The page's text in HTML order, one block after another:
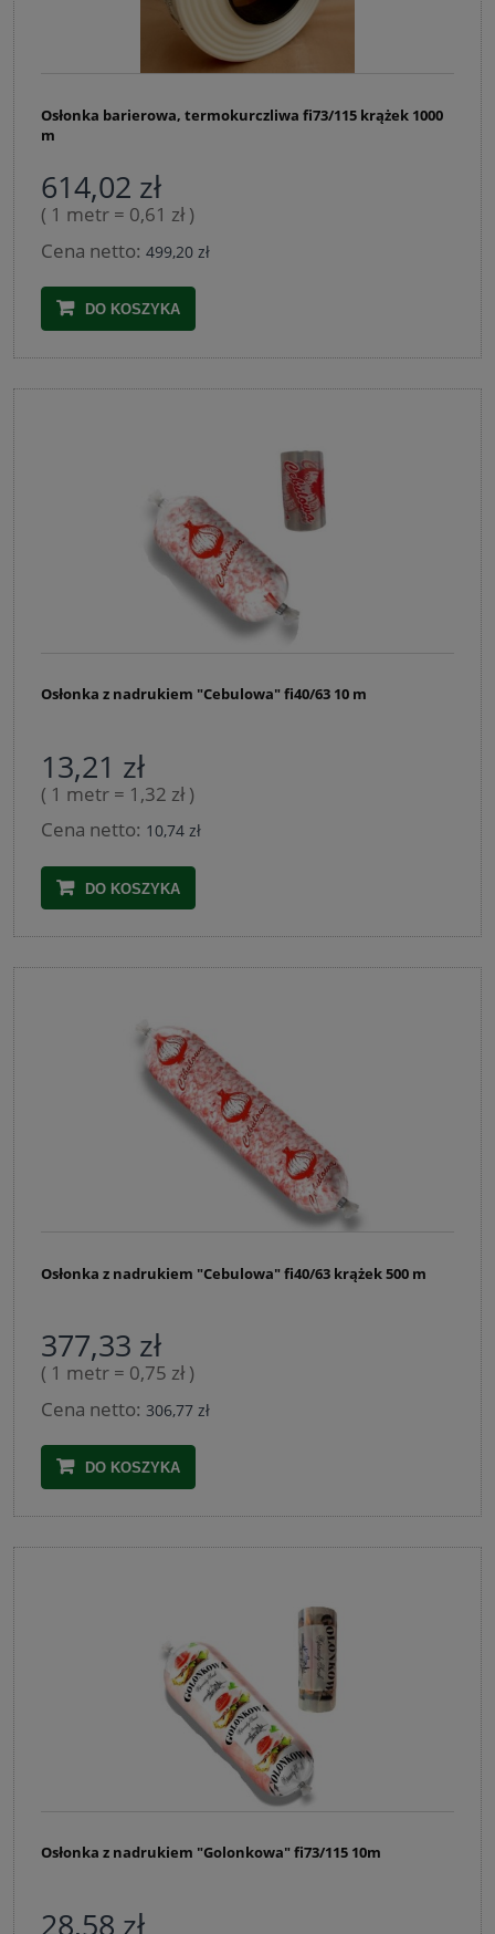
Osłonka barierowa, termokurczliwa fi73/115 krążek 1000
m
614,02 zł
( 1 metr = 0,61 zł )
Cena netto: 499,20 zł
DO KOSZYKA
Osłonka z nadrukiem "Cebulowa" fi40/63 10 m
13,21 zł
( 1 metr = 1,32 zł )
Cena netto: 10,74 zł
DO KOSZYKA
Osłonka z nadrukiem "Cebulowa" fi40/63 krążek 500 m
377,33 zł
( 1 metr = 0,75 zł )
Cena netto: 306,77 zł
DO KOSZYKA
Osłonka z nadrukiem "Golonkowa" fi73/115 10m
28,58 zł